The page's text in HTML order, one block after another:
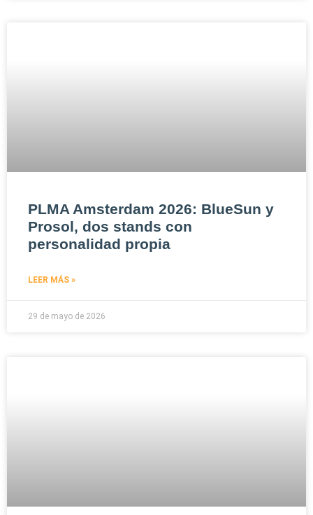
PLMA Amsterdam 2026: BlueSun y
Prosol, dos stands con
personalidad propia
LEER MÁS »
29 de mayo de 2026